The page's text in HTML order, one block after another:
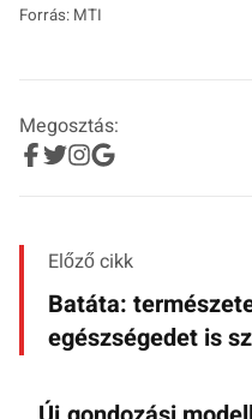
Forrás: MTI
Megosztás:
Előző cikk
Batáta:
egészségedet is